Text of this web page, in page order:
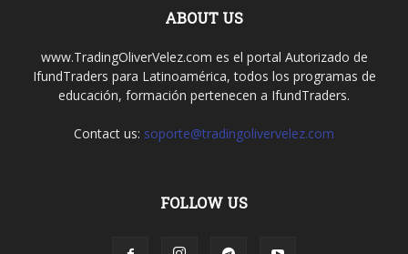
ABOUT US
www.TradingOliverVelez.com es el portal Autorizado de
IfundTraders para Latinoamérica, todos los programas de
educación, formación pertenecen a IfundTraders.
Contact us: soporte@tradingolivervelez.com
FOLLOW US